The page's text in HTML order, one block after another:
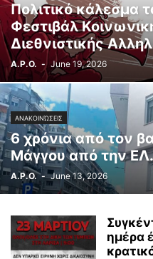
Πολιτικό κάλεσμα
Φεστιβάλ
Διεθνιστικής
A.P.O. - June 19, 2026
ΑΝΑΚΟΙΝΏΣΕΙΣ
6 χρόνια από τον
Μάγγου από την
A.P.O. - June 13, 2026
ημέρα